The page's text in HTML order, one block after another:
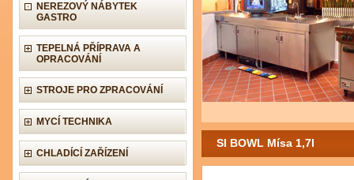
NEREZOVÝ NÁBYTEK
GASTRO
TEPELNÁ PŘÍPRAVA A
OPRACOVÁNÍ
STROJE PRO ZPRACOVÁNÍ
MYCÍ TECHNIKA
CHLADÍCÍ ZAŘÍZENÍ
SI BOWL Mísa 1,7l